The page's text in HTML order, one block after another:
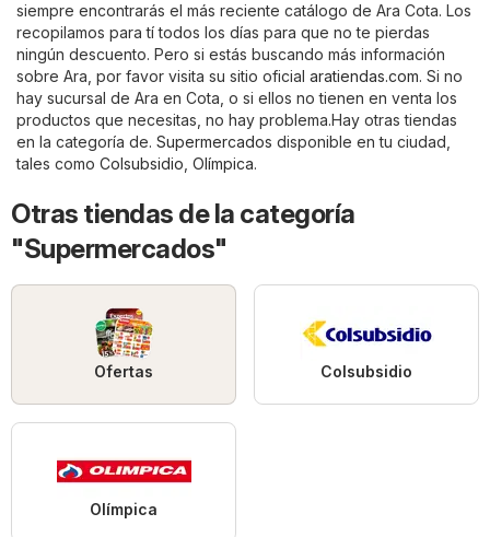
siempre encontrarás el más reciente catálogo de Ara Cota. Los
recopilamos para tí todos los días para que no te pierdas
ningún descuento. Pero si estás buscando más información
sobre Ara, por favor visita su sitio oficial aratiendas.com. Si no
hay sucursal de Ara en Cota, o si ellos no tienen en venta los
productos que necesitas, no hay problema.Hay otras tiendas
en la categoría de. Supermercados disponible en tu ciudad,
tales como Colsubsidio Olímpica.
Otras tiendas de la categoría
"Supermercados"
Ofertas Colsubsidio
Olímpica